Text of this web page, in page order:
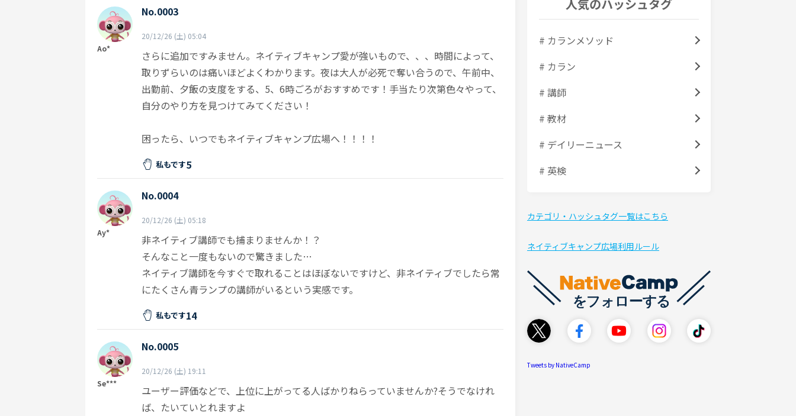
Ao*
No.0003
20/12/26 (土) 05:04
さらに追加ですみません。ネイティブキャンプ愛が強いもので、、、時間によって、
取りずらいのは痛いほどよくわかります。夜は大人が必死で奪い合うので、午前中、
出勤前、夕飯の支度をする、5、6時ごろがおすすめです！手当たり次第色々やって、
自分のやり方を見つけてみてください！
困ったら、いつでもネイティブキャンプ広場へ！！！！
私もです5
Ay*
No.0004
20/12/26 (土) 05:18
非ネイティブ講師でも捕まりませんか！？
そんなこと一度もないので驚きました…
ネイティブ講師を今すぐで取れることはほぼないですけど、非ネイティブでしたら常
にたくさん青ランプの講師がいるという実感です。
私もです14
Se***
No.0005
20/12/26 (土) 19:11
ユーザー評価などで、上位に上がってる人ばかりねらっていませんか?そうでなけれ
ば、たいていとれますよ
人気のハッシュタグ
# カランメソッド
# カラン
# 講師
# 教材
# デイリーニュース
# 英検
カテゴリ・ハッシュタグ一覧はこちら
ネイティブキャンプ広場利用ルール
Tweets by NativeCamp